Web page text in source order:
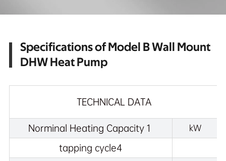
Specifications of Model B Wall Mount
DHW Heat Pump
TECHNICAL DATA
Norminal Heating Capacity 1 kW
tapping cycle4